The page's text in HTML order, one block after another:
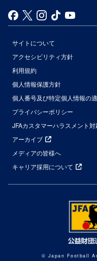
サイトについて
アクセシビリティ方針
利用規約
個人情報保護方針
個人番号及び特定個人情報の
プライバシーポリシー
JFAカスタマーハラスメント
アーカイブ
メディアの皆様へ
キャリア採用について
© Japan Football